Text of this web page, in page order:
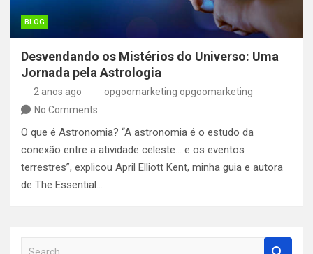
BLOG
Desvendando os Mistérios do Universo: Uma
Jornada pela Astrologia
2 anos ago
opgoomarketing opgoomarketing
No Comments
O que é Astronomia? “A astronomia é o estudo da
conexão entre a atividade celeste… e os eventos
terrestres”, explicou April Elliott Kent, minha guia e autora
de The Essential…